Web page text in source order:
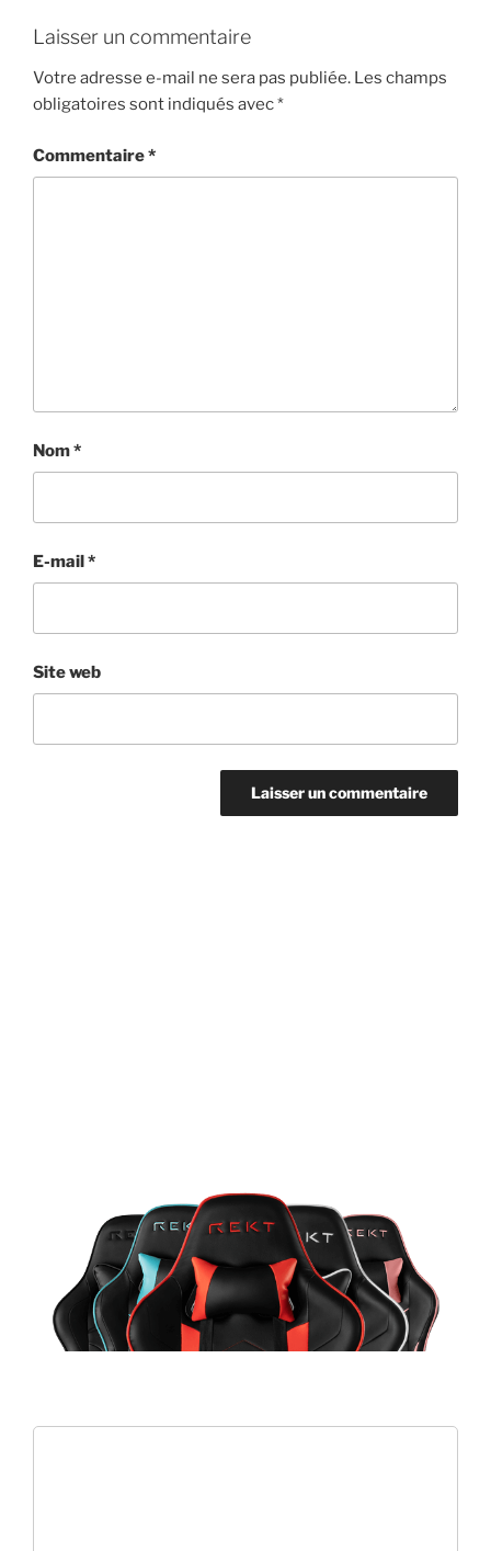
Laisser un commentaire
Votre adresse e-mail ne sera pas publiée. Les champs
obligatoires sont indiqués avec*
Commentaire*
Nom*
E-mail*
Site web